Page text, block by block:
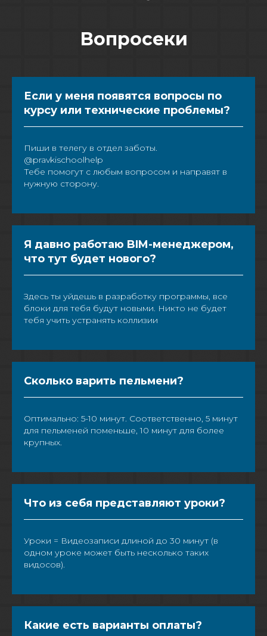
Вопросеки
Если у меня появятся вопросы по
курсу или технические проблемы?
Пиши в телегу в отдел заботы.
@pravkischoolhelp
Тебе помогут с любым вопросом и направят в
нужную сторону.
Я давно работаю BIM-менеджером,
что тут будет нового?
Здесь ты уйдешь в разработку программы, все
блоки для тебя будут новыми. Никто не будет
тебя учить устранять коллизии
Сколько варить пельмени?
Оптимально: 5-10 минут. Соответственно, 5 минут
для пельменей поменьше, 10 минут для более
крупных.
Что из себя представляют уроки?
Уроки = Видеозаписи длиной до 30 минут (в
одном уроке может быть несколько таких
видосов).
Какие есть варианты оплаты?